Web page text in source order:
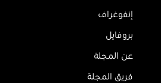
إنفوغراف
بروفايل
عن المجلة
فريق المجلة